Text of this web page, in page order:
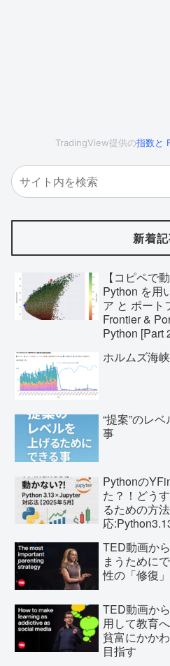
TradingView提供の指数と
新着
【コピペで
Python を用
ア と ポート
Frontier &
Python [Part
ホルムズ海
“提案”のレ
事
Pythonの
た？！どう
るための方
応
TED動画か
まうために
性の「修復
TED動画か
用して教育
貧富にかか
目指す